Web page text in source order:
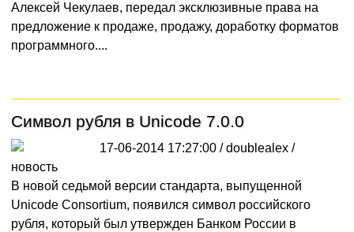
Алексей Чекулаев, передал эксклюзивные права на
предложение к продаже, продажу, доработку форматов
программного....
Символ рубля в Unicode 7.0.0
17-06-2014 17:27:00 / doublealex /
новость
В новой седьмой версии стандарта, выпущенной
Unicode Consortium, появился символ российского
рубля, который был утвержден Банком России в